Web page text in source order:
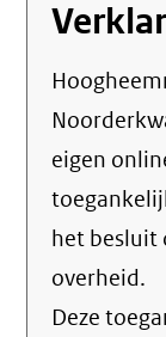
Hoogheemraadschap Hollands
eigen
het besluit
overheid.
Deze